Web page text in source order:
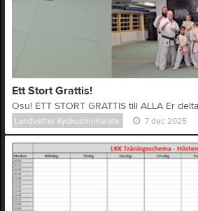
Ett Stort Grattis!
Landvetter KyokushinKarate 7 dec 2025